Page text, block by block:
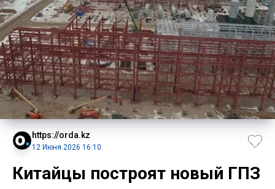
https://orda.kz
12 Июня 2026 16:10
Китайцы построят новый ГПЗ